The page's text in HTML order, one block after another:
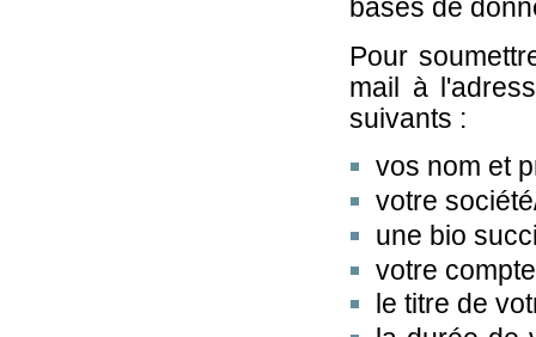
bases de
Pour
mail à
suivants :
vos nom et
votre
une bio
votre
le titre de